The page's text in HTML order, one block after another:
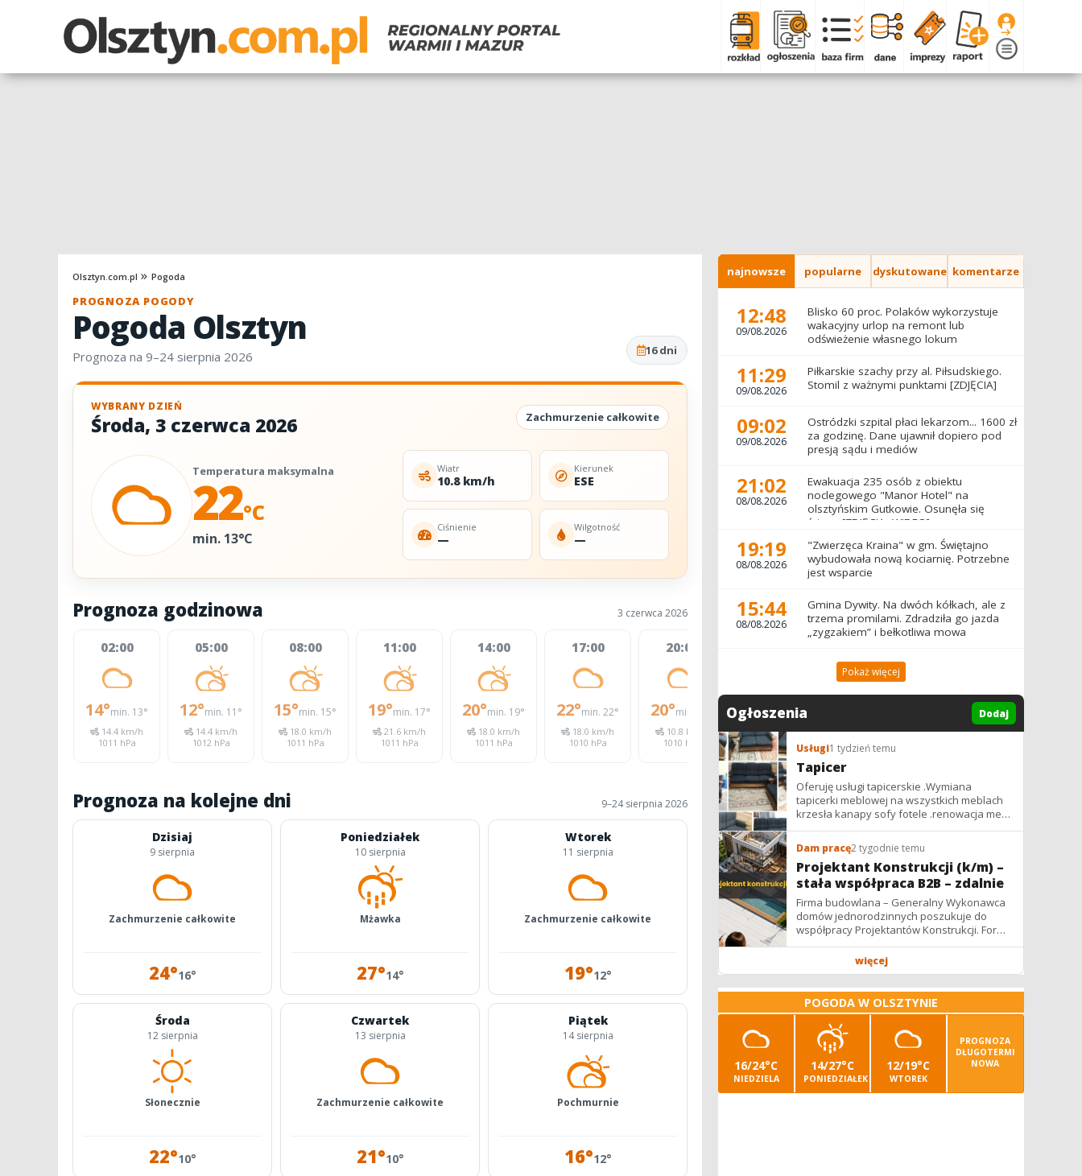
Olsztyn.com.pl Pogoda
PROGNOZA POGODY
Pogoda Olsztyn
Prognoza na 9–24 sierpnia 2026 16 dni
WYBRANY DZIEŃ
Środa, 3 czerwca 2026 Zachmurzenie całkowite
Temperatura maksymalna
22°C
min. 13°C
Wiatr
10.8 km/h
Kierunek
ESE
Ciśnienie
—
Wilgotność
—
Prognoza godzinowa 3 czerwca 2026
02:00
14°min. 13°
14.4 km/h
1011 hPa
05:00
12°min. 11°
14.4 km/h
1012 hPa
08:00
15°min. 15°
18.0 km/h
1011 hPa
11:00
19°min. 17°
21.6 km/h
1011 hPa
14:00
20°min. 19°
18.0 km/h
1011 hPa
17:00
22°min. 22°
18.0 km/h
1010 hPa
20:00
20°min. 17°
10.8 km/h
1010 hPa
16°min. 13°
14.4 km/h
1009 hPa
Prognoza na kolejne dni 9–24 sierpnia 2026
Dzisiaj
9 sierpnia
Zachmurzenie całkowite
24°16°
Poniedziałek
10 sierpnia
Mżawka
27°14°
Wtorek
11 sierpnia
Zachmurzenie całkowite
19°12°
Środa
12 sierpnia
Słonecznie
22°10°
Czwartek
13 sierpnia
Zachmurzenie całkowite
21°10°
Piątek
14 sierpnia
Pochmurnie
16°12°
najnowsze popularne dyskutowane komentarze
12:48
09/08.2026
Blisko 60 proc. Polaków wykorzystuje
wakacyjny urlop na remont lub
odświeżenie własnego lokum
11:29
09/08.2026
Piłkarskie szachy przy al. Piłsudskiego.
Stomil z ważnymi punktami [ZDJĘCIA]
09:02
09/08.2026
Ostródzki szpital płaci lekarzom... 1600 zł
za godzinę. Dane ujawnił dopiero pod
presją sądu i mediów
21:02
08/08.2026
Ewakuacja 235 osób z obiektu
noclegowego "Manor Hotel" na
olsztyńskim Gutkowie. Osunęła się
ściana [ZDJĘCIA, WIDEO]
19:19
08/08.2026
"Zwierzęca Kraina" w gm. Świętajno
wybudowała nową kociarnię. Potrzebne
jest wsparcie
15:44
08/08.2026
Gmina Dywity. Na dwóch kółkach, ale z
trzema promilami. Zdradziła go jazda
„zygzakiem” i bełkotliwa mowa
Pokaż więcej
Ogłoszenia Dodaj
Usługi1 tydzień temu
Tapicer
Oferuję usługi tapicerskie .Wymiana
tapicerki meblowej na wszystkich meblach
krzesła kanapy sofy fotele .renowacja mebli
vintage,PRL. glamur
Dam pracę2 tygodnie temu
Projektant Konstrukcji (k/m) –
stała współpraca B2B – zdalnie
Firma budowlana – Generalny Wykonawca
domów jednorodzinnych poszukuje do
współpracy Projektantów Konstrukcji. Forma
współpracy: B2B / podwykonawstwo –
więcej
POGODA W OLSZTYNIE
16/24°C
NIEDZIELA
14/27°C
PONIEDZIAŁEK
12/19°C
WTOREK
PROGNOZA
DŁUGOTERMI
NOWA